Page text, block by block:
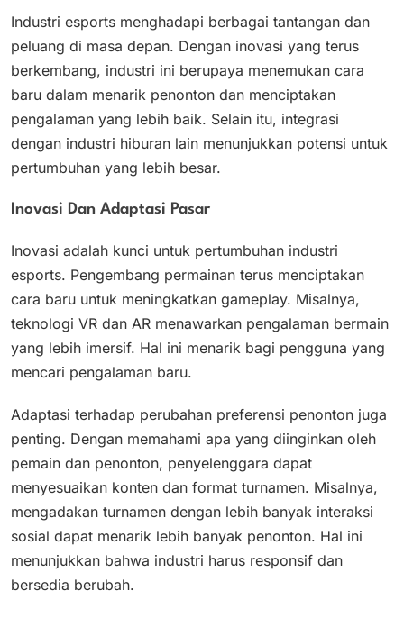
Industri esports menghadapi berbagai tantangan dan
peluang di masa depan. Dengan inovasi yang terus
berkembang, industri ini berupaya menemukan cara
baru dalam menarik penonton dan menciptakan
pengalaman yang lebih baik. Selain itu, integrasi
dengan industri hiburan lain menunjukkan potensi untuk
pertumbuhan yang lebih besar.
Inovasi Dan Adaptasi Pasar
Inovasi adalah kunci untuk pertumbuhan industri
esports. Pengembang permainan terus menciptakan
cara baru untuk meningkatkan gameplay. Misalnya,
teknologi VR dan AR menawarkan pengalaman bermain
yang lebih imersif. Hal ini menarik bagi pengguna yang
mencari pengalaman baru.
Adaptasi terhadap perubahan preferensi penonton juga
penting. Dengan memahami apa yang diinginkan oleh
pemain dan penonton, penyelenggara dapat
menyesuaikan konten dan format turnamen. Misalnya,
mengadakan turnamen dengan lebih banyak interaksi
sosial dapat menarik lebih banyak penonton. Hal ini
menunjukkan bahwa industri harus responsif dan
bersedia berubah.